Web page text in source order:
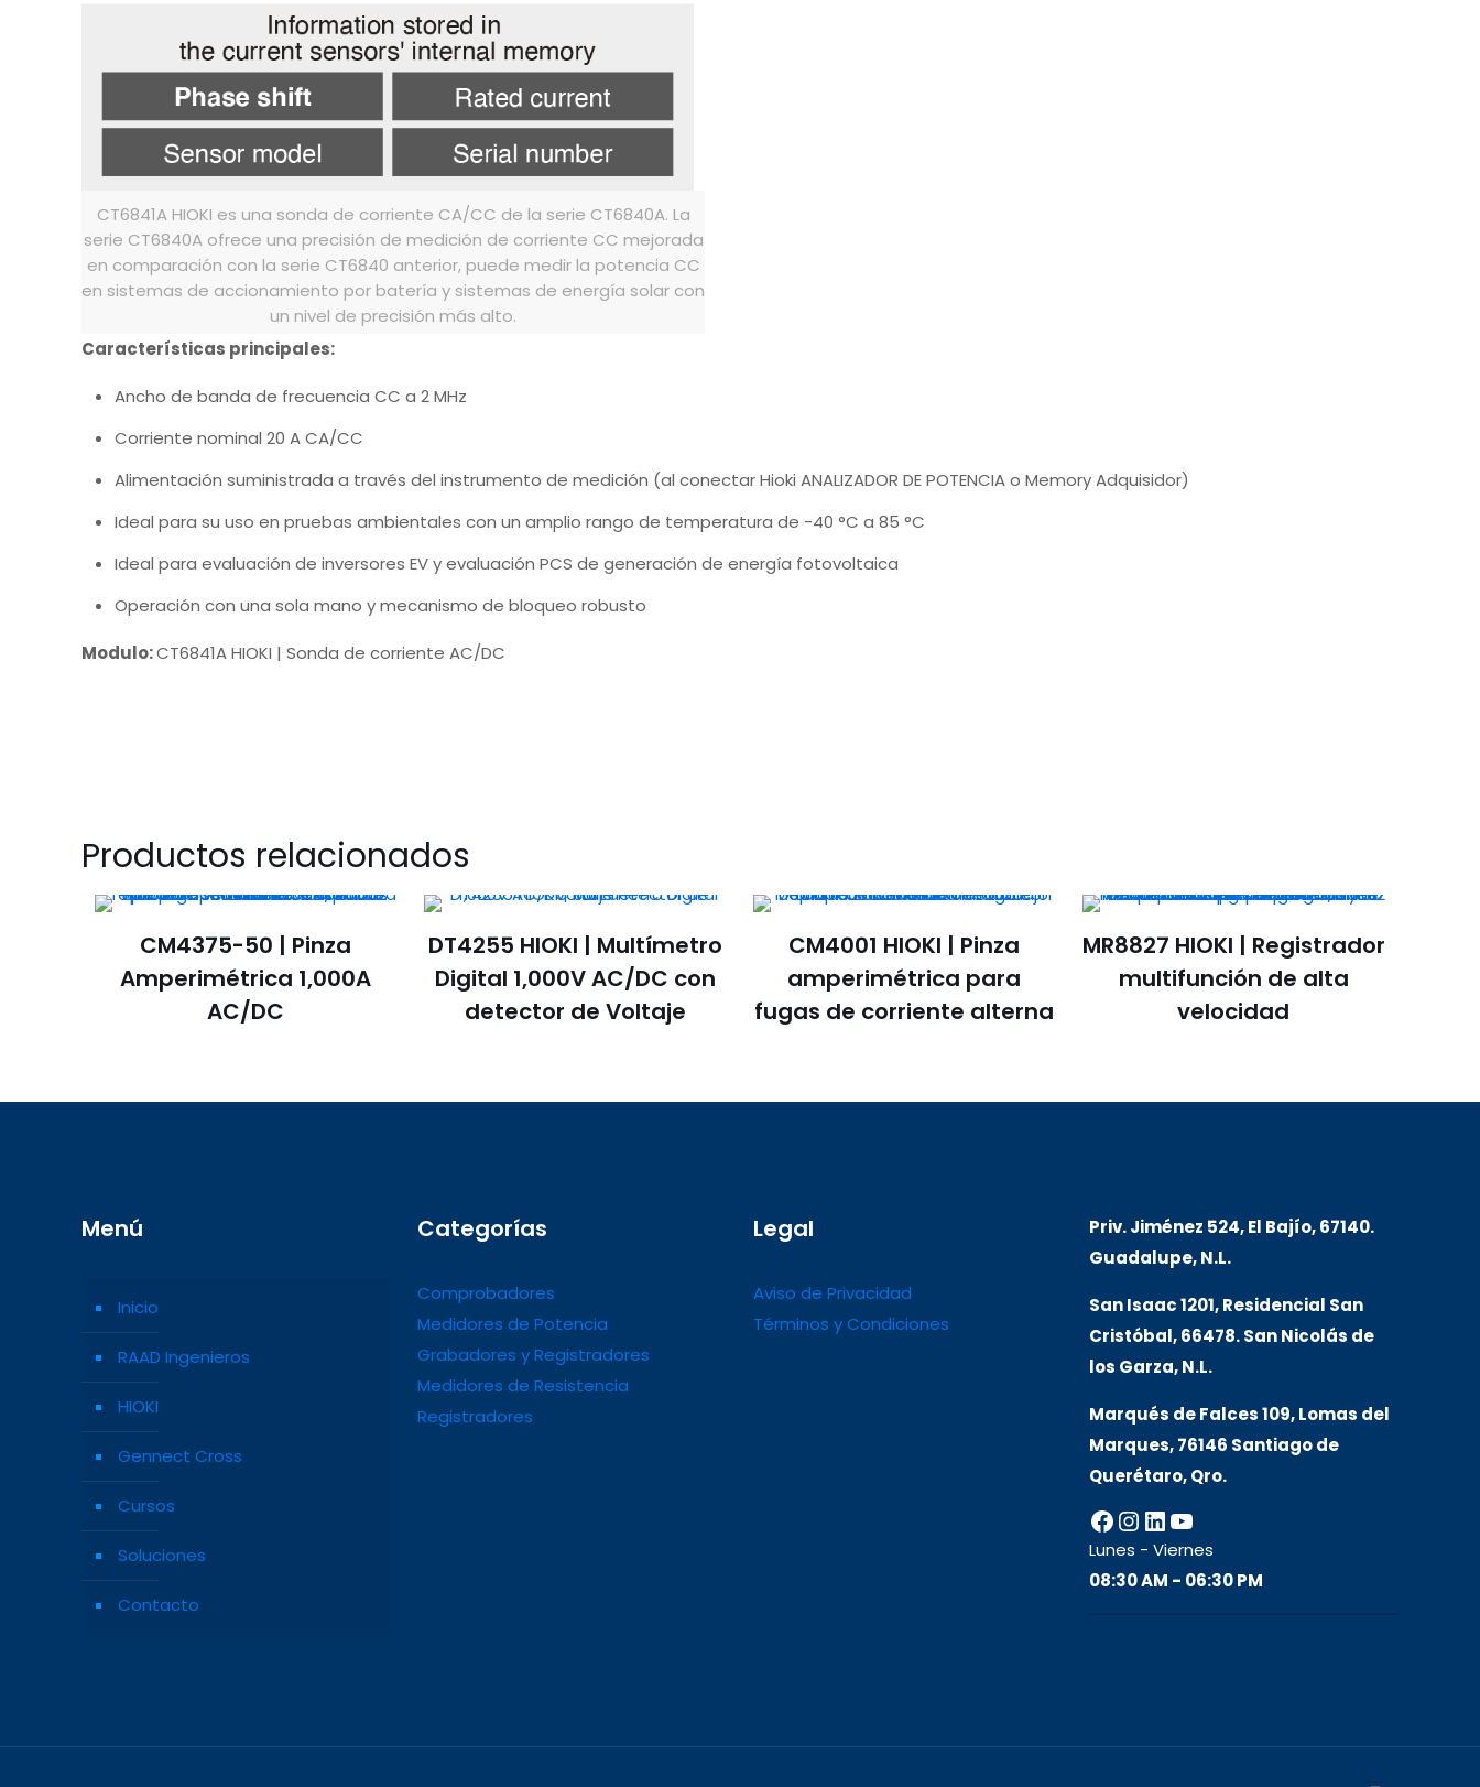
CT6841A HIOKI es una sonda de corriente CA/CC de la serie CT6840A. La
serie CT6840A ofrece una precisión de medición de corriente CC mejorada
en comparación con la serie CT6840 anterior, puede medir la potencia CC
en sistemas de accionamiento por batería y sistemas de energía solar con
un nivel de precisión más alto.
Características principales:
Ancho de banda de frecuencia CC a 2 MHz
Corriente nominal 20 A CA/CC
Alimentación suministrada a través del instrumento de medición (al conectar Hioki ANALIZADOR DE POTENCIA o Memory Adquisidor)
Ideal para su uso en pruebas ambientales con un amplio rango de temperatura de -40 °C a 85 °C
Ideal para evaluación de inversores EV y evaluación PCS de generación de energía fotovoltaica
Operación con una sola mano y mecanismo de bloqueo robusto
Modulo:CT6841A HIOKI | Sonda de corriente AC/DC
Productos relacionados
CM4375-50 | Pinza
Amperimétrica 1,000A
AC/DC
DT4255 HIOKI | Multímetro
Digital 1,000V AC/DC con
detector de Voltaje
CM4001 HIOKI | Pinza
amperimétrica para
fugas de corriente alterna
MR8827 HIOKI | Registrador
multifunción de alta
velocidad
Menú
Inicio
RAAD Ingenieros
HIOKI
Gennect Cross
Cursos
Soluciones
Contacto
Categorías
Comprobadores
Medidores de Potencia
Grabadores y Registradores
Medidores de Resistencia
Registradores
Legal
Aviso de Privacidad
Términos y Condiciones
Priv. Jiménez 524, El Bajío, 67140.
Guadalupe, N.L.
San Isaac 1201, Residencial San
Cristóbal, 66478. San Nicolás de
los Garza, N.L.
Marqués de Falces 109, Lomas del
Marques, 76146 Santiago de
Querétaro, Qro.
Facebook
Instagram
LinkedIn
YouTube
Lunes - Viernes
08:30 AM - 06:30 PM